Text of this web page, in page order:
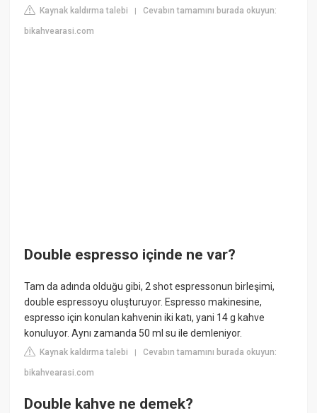
Kaynak kaldırma talebi |Cevabın tamamını burada okuyun:
bikahvearasi.com
Double espresso içinde ne var?
Tam da adında olduğu gibi, 2 shot espressonun birleşimi,
double espressoyu oluşturuyor. Espresso makinesine,
espresso için konulan kahvenin iki katı, yani 14 g kahve
konuluyor. Aynı zamanda 50 ml su ile demleniyor.
Kaynak kaldırma talebi |Cevabın tamamını burada okuyun:
bikahvearasi.com
Double kahve ne demek?